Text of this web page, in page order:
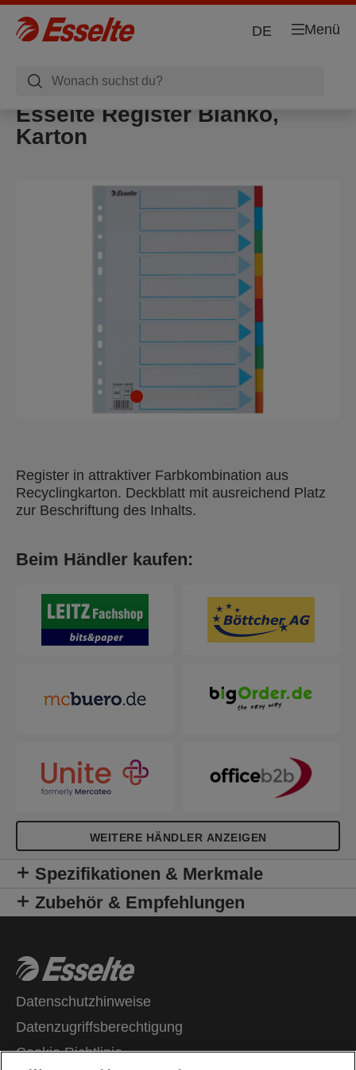
Menü
DE
Esselte Register Blanko,
Karton
Register in attraktiver Farbkombination aus
Recyclingkarton. Deckblatt mit ausreichend Platz
zur Beschriftung des Inhalts.
Beim Händler kaufen:
WEITERE HÄNDLER ANZEIGEN
Spezifikationen & Merkmale
Zubehör & Empfehlungen
Datenschutzhinweise
Datenzugriffsberechtigung
Cookie Richtlinie